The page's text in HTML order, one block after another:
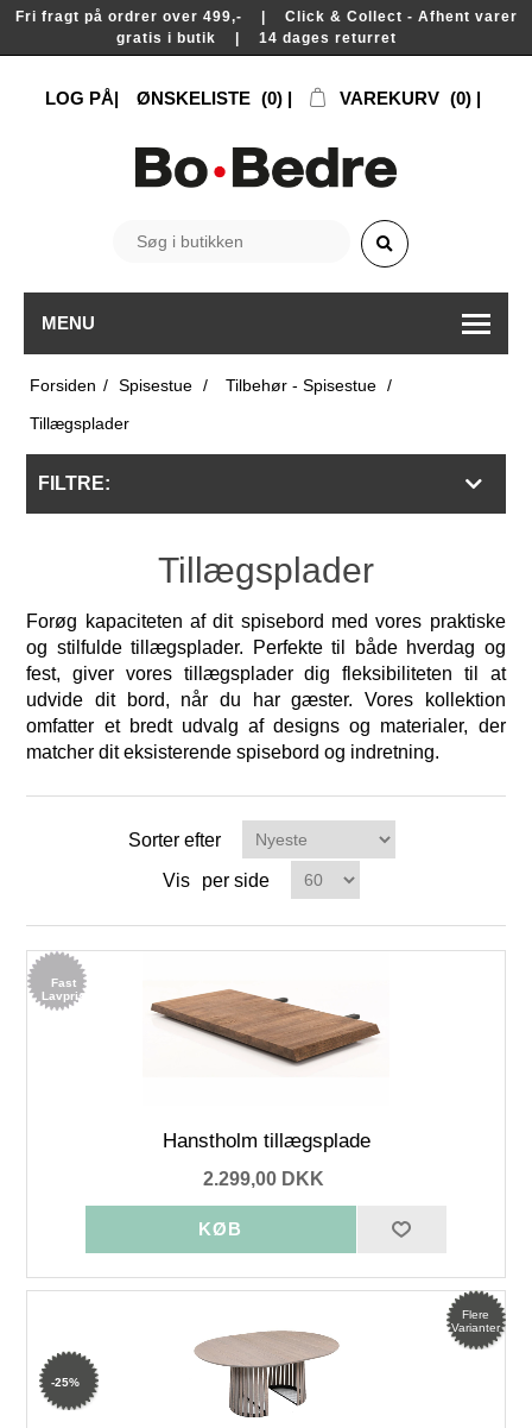
Fri fragt på ordrer over 499,- | Click & Collect - Afhent varer
gratis i butik | 14 dages returret
LOG PÅ ØNSKELISTE (0) VAREKURV (0)
MENU
Forsiden / Spisestue / Tilbehør - Spisestue /
Tillægsplader
FILTRE:
Tillægsplader
Forøg kapaciteten af dit spisebord med vores praktiske
og stilfulde tillægsplader. Perfekte til både hverdag og
fest, giver vores tillægsplader dig fleksibiliteten til at
udvide dit bord, når du har gæster. Vores kollektion
omfatter et bredt udvalg af designs og materialer, der
matcher dit eksisterende spisebord og indretning.
Sorter efter
Vis
per side
Fast
Lavpris
Hanstholm tillægsplade
2.299,00 DKK
-25%
Flere
Varianter